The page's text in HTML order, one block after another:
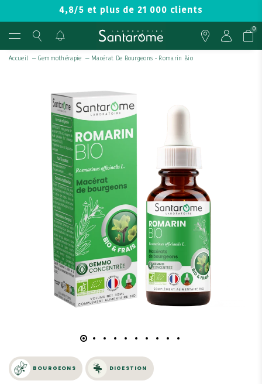
4,8/5 et plus de 21 000 clients
0
Accueil — Gemmothérapie — Macérat De Bourgeons - Romarin Bio
BOURGEONS DIGESTION